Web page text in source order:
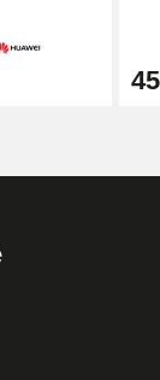
de Montre